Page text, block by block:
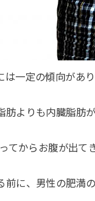
一定の傾向があり
肪よりも内臓脂肪
てからお腹が出て
前に、男性の肥満